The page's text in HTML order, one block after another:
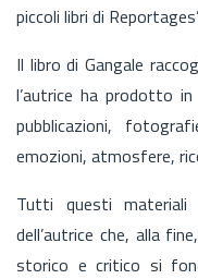
piccoli libri di
Il libro di Gangale
l’autrice ha prodotto
pubblicazioni,
emozioni, atmosfere,
Tutti questi materiali
dell’autrice che, alla
storico e critico si